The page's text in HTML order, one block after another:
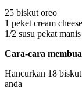
25 biskut oreo
1 peket cream cheese
1/2 susu pekat manis
Cara-cara
Hancurkan 18 biskut
anda